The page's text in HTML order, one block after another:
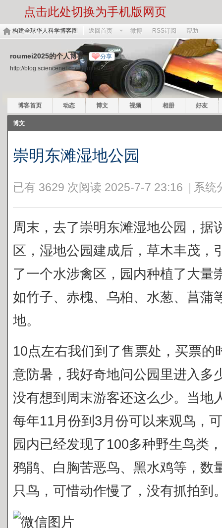
点击此处切换为手机版网页
构建全球华人科学博客圈 返回首页 微博 RSS订阅 帮助
roumei2025的个人博客 分享
http://blog.sciencenet.cn/u/roumei2025
博客首页 动态 博文 视频 相册 好友
博文
崇明东滩湿地公园
已有 3629 次阅读 2025-7-7 23:16 系统
周末，去了崇明东滩湿地公园，据
区，湿地公园建成后，草木丰茂，
了一个水涉禽区，园内种植了大量
如竹子、赤槐、乌桕、水葱、菖蒲
地。
10点左右我们到了售票处，买票的
意防暑，我好奇地问公园里进入多
没有想到周末游客还这么少。当地
每年11月份到3月份可以来观鸟，
园内已经发现了100多种野生鸟类，
鸦鹃、白胸苦恶鸟、黑水鸡等，数
只鸟，可惜动作慢了，没有抓拍到